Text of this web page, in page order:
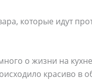
которые идут
о жизни на
красиво в